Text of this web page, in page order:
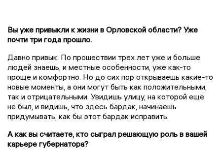
Вы уже привыкли к жизни в Орловской области? Уже
почти три года прошло.
Давно привык. По прошествии трех лет уже и больше
людей знаешь, и местные особенности, уже как-то
проще и комфортно. Но до сих пор открываешь какие-то
новые моменты, а они могут быть как положительными,
так и отрицательными. Увидишь улицу, на которой ещё
не был, и видишь, что здесь бардак, начинаешь
придумывать, как бы этот бардак исправить.
А как вы считаете, кто сыграл решающую роль в вашей
карьере губернатора?